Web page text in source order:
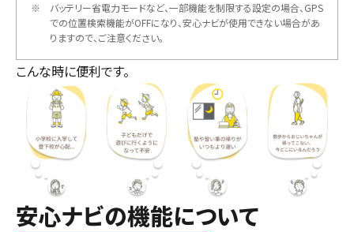
※
バッテリー省電力モードなど、一部機能を制限する設定の場合、GPS
での位置検索機能がOFFになり、安心ナビが使用できない場合があ
りますので、ご注意ください。
こんな時に便利です。
安心ナビの機能について